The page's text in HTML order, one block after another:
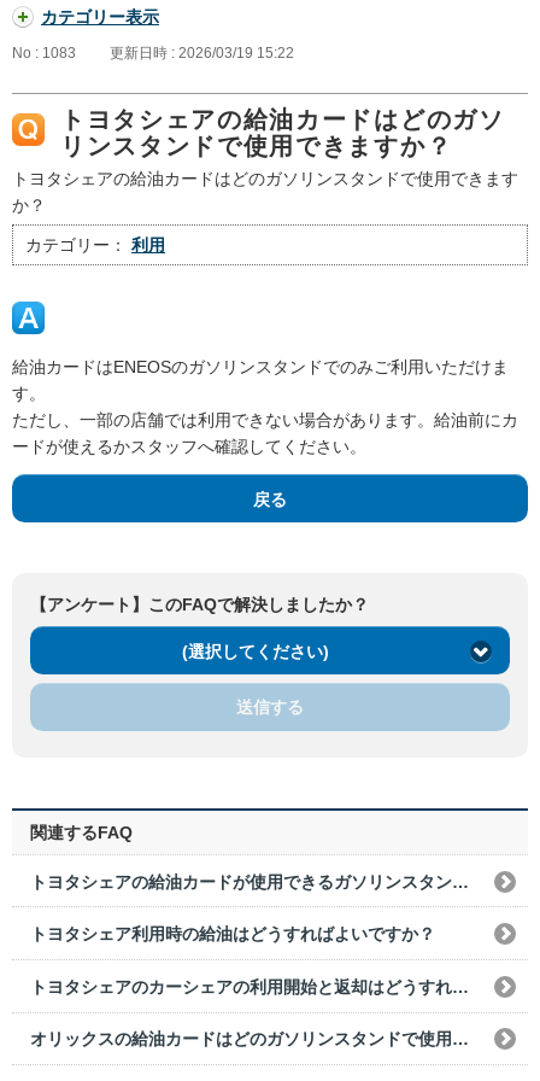
カテゴリー表示
No : 1083 更新日時 : 2026/03/19 15:22
トヨタシェアの給油カードはどのガソ
リンスタンドで使用できますか？
トヨタシェアの給油カードはどのガソリンスタンドで使用できます
か？
カテゴリー： 利用
給油カードはENEOSのガソリンスタンドでのみご利用いただけま
す。
ただし、一部の店舗では利用できない場合があります。給油前にカ
ードが使えるかスタッフへ確認してください。
戻る
【アンケート】このFAQで解決しましたか？
(選択してください)
送信する
関連するFAQ
トヨタシェアの給油カードが使用できるガソリンスタンドが近くありません。現金立て替えは可能ですか？
トヨタシェア利用時の給油はどうすればよいですか？
トヨタシェアのカーシェアの利用開始と返却はどうすればいいですか？
オリックスの給油カードはどのガソリンスタンドで使用できますか？